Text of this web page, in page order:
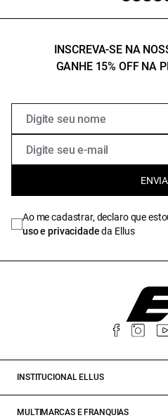
INSCREVA-SE NA
GANHE 15% OFF NA
Ao me cadastrar, declaro que
uso e privacidadeda Ellus
INSTITUCIONAL ELLUS
MULTIMARCAS E FRANQUIAS